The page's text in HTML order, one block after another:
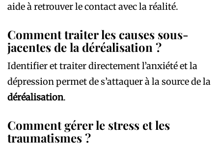
aide à retrouver le contact avec la réalité.
Comment traiter les causes sous-
jacentes de la déréalisation ?
Identifier et traiter directement l’anxiété et la
dépression permet de s’attaquer à la source de la
déréalisation.
Comment gérer le stress et les
traumatismes ?